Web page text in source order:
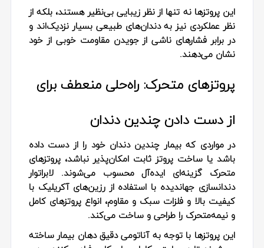
این پروتزها نه تنها از نظر زیبایی بی‌نظیر هستند، بلکه از
نظر عملکردی نیز به دندان‌های طبیعی بسیار نزدیک‌اند و
در برابر فشارهای ناشی از جویدن مقاومت خوبی از خود
نشان می‌دهند.
پروتزهای متحرک: راه‌حلی منعطف برای
از دست دادن چندین دندان
در مواردی که بیمار چندین دندان خود را از دست داده
باشد یا ساخت پروتز ثابت امکان‌پذیر نباشد، پروتزهای
متحرک گزینه‌ای ایده‌آل محسوب می‌شوند. لابراتوار
دندانسازی جهاندیده با استفاده از رزین‌های آکریلیک با
کیفیت بالا و فلزات سبک و مقاوم، انواع پروتزهای کامل
و نیمه‌متحرک را طراحی و ساخت می‌کند.
این پروتزها با توجه به آناتومی دقیق دهان بیمار ساخته